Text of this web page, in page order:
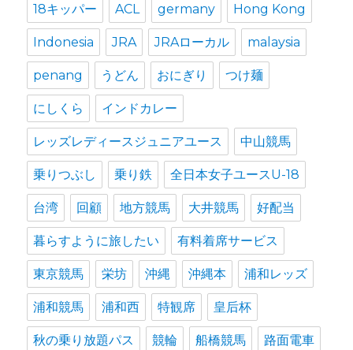
18キッパー ACL germany Hong Kong
Indonesia JRA JRAローカル malaysia
penang うどん おにぎり つけ麺
にしくら インドカレー
レッズレディースジュニアユース 中山競馬
乗りつぶし 乗り鉄 全日本女子ユースU-18
台湾 回顧 地方競馬 大井競馬 好配当
暮らすように旅したい 有料着席サービス
東京競馬 栄坊 沖縄 沖縄本 浦和レッズ
浦和競馬 浦和西 特観席 皇后杯
秋の乗り放題パス 競輪 船橋競馬 路面電車